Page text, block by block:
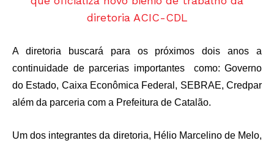
A diretoria buscará para os próximos dois anos a
continuidade de parcerias importantes como: Governo
do Estado, Caixa Econômica Federal, SEBRAE, Credpar
além da parceria com a Prefeitura de Catalão.
Um dos integrantes da diretoria, Hélio Marcelino de Melo,